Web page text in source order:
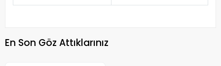
En Son Göz Attıklarınız